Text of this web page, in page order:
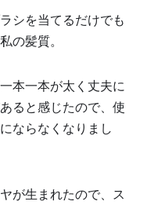
シを当てるだけでも
の髪質。
本一本が太く丈夫に
ると感じたので、使
ならなくなりまし
が生まれたので、ス